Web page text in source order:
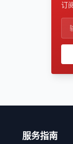
订
服务指南